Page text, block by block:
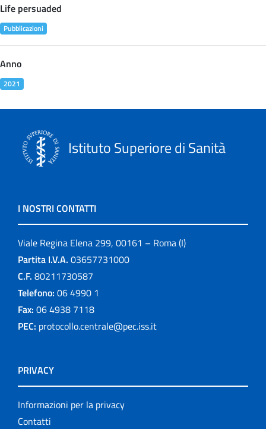
Life persuaded
Pubblicazioni
Anno
2021
Istituto Superiore di Sanità
I NOSTRI CONTATTI
Viale Regina Elena 299, 00161 – Roma (I)
Partita I.V.A. 03657731000
C.F. 80211730587
Telefono: 06 4990 1
Fax: 06 4938 7118
PEC: protocollo.centrale@pec.iss.it
PRIVACY
Informazioni per la privacy
Contatti